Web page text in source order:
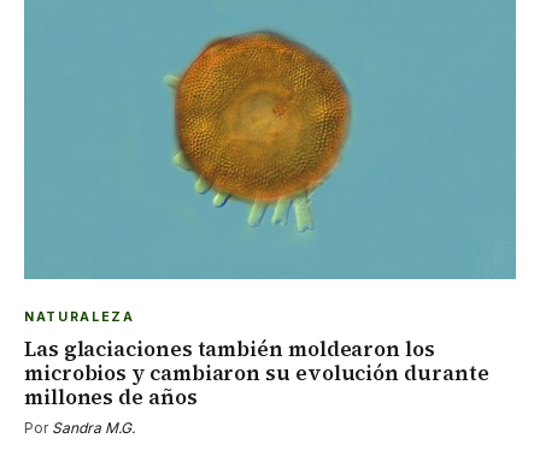
NATURALEZA
Las glaciaciones también moldearon los
microbios y cambiaron su evolución durante
millones de años
Por Sandra M.G.